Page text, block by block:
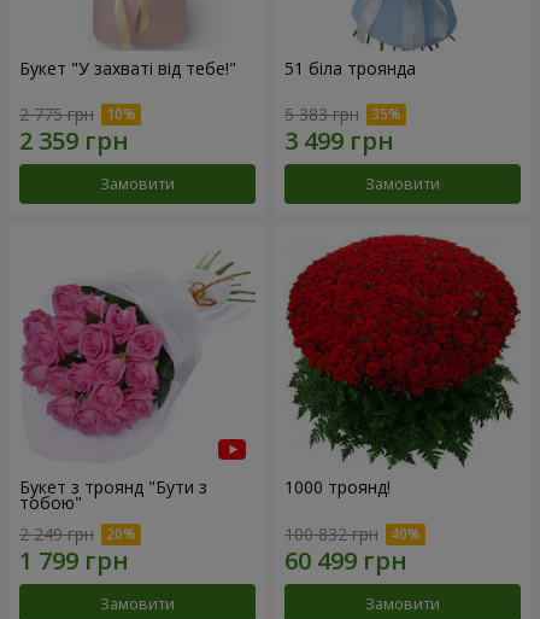
Букет "У захваті від тебе!"
2 775 грн
Замовити
51 біла троянда
5 383 грн
Замовити
Букет з троянд "Бути з
тобою"
2 249 грн
Замовити
1000 троянд!
100 832 грн
Замовити